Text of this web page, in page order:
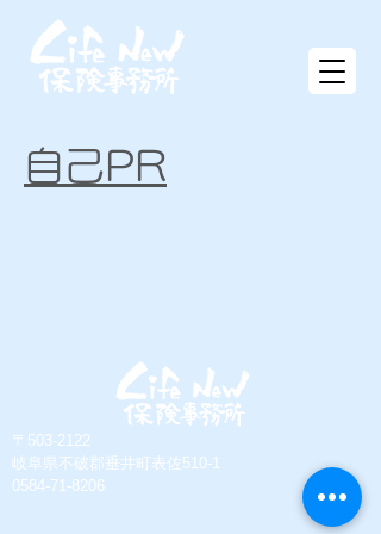
自己PR
〒503-2122
岐阜県不破郡垂井町表佐510-1
​0584-71-8206